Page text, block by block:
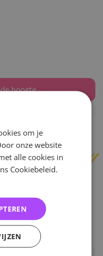
hoogte
om je
onze website
alle cookies in
Cookiebeleid.